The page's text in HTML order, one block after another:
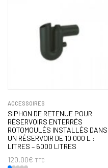
ACCESSOIRES
SIPHON DE RETENUE POUR
RÉSERVOIRS ENTERRÉS
ROTOMOULÉS INSTALLÉS DANS
UN RÉSERVOIR DE 10 000 L :
LITRES – 6000 LITRES
120,00€ TTC